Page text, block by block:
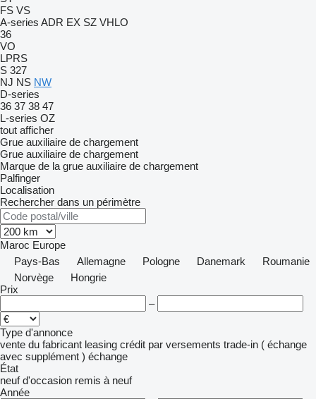
FS VS
A-series ADR EX SZ VHLO
36
VO
LPRS
S 327
NJ NS NW
D-series
36 37 38 47
L-series OZ
tout afficher
Grue auxiliaire de chargement
Grue auxiliaire de chargement
Marque de la grue auxiliaire de chargement
Palfinger
Localisation
Rechercher dans un périmètre
Maroc Europe
Pays-Bas
Allemagne Pologne Danemark
Roumanie
Norvège
Hongrie
Prix
–
Type d'annonce
vente du fabricant leasing crédit par versements trade-in ( échange
avec supplément ) échange
État
neuf d'occasion remis à neuf
Année